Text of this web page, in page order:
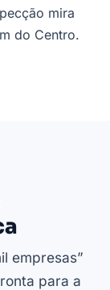
mira
do Centro.
empresas”
para a